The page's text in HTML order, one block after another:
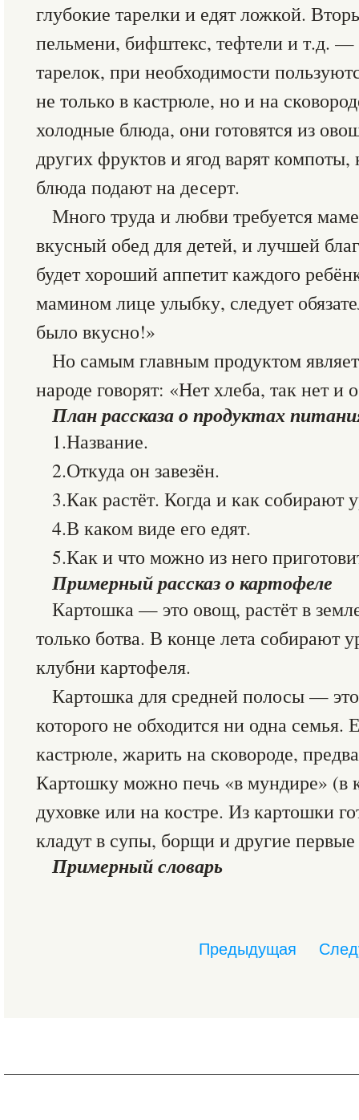
глубокие тарелки и едят ложкой.
пельмени, бифштекс, тефтели и т.д. —
тарелок, при необходимости
не только в кастрюле, но и на
холодные блюда, они готовятся из
других фруктов и ягод варят
блюда подают на десерт.
Много труда и любви требуется
вкусный обед для детей, и лучшей
будет хороший аппетит каждого
мамином лице улыбку, следует
было вкусно!»
Но самым главным продуктом
народе говорят: «Нет хлеба, так нет и
План рассказа о продуктах
1.Название.
2.Откуда он завезён.
3.Как растёт. Когда и как собирают
4.В каком виде его едят.
5.Как и что можно из него
Примерный рассказ о картофеле
Картошка — это овощ, растёт в
только ботва. В конце лета собирают
клубни картофеля.
Картошка для средней полосы — это
которого не обходится ни одна семья.
кастрюле, жарить на сковороде,
Картошку можно печь «в мундире» (в
духовке или на костре. Из картошки
кладут в супы, борщи и другие
Примерный словарь
Предыдущая